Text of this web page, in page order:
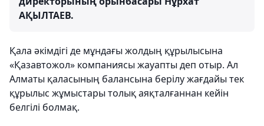
АҚЫЛТАЕВ.
Қала әкімдігі де мұндағы жолдың құрылысына
«Қазавтожол» компаниясы жауапты деп отыр. Ал
Алматы қаласының балансына берілу жағдайы тек
құрылыс жұмыстары толық аяқталғаннан кейін
белгілі болмақ.